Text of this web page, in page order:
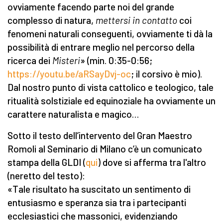
ovviamente facendo parte noi del grande
complesso di natura, mettersi in contatto coi
fenomeni naturali conseguenti, ovviamente ti dà la
possibilità di entrare meglio nel percorso della
ricerca dei Misteri» (min. 0:35-0:56;
https://youtu.be/aRSayDvj-oc; il corsivo è mio).
Dal nostro punto di vista cattolico e teologico, tale
ritualità solstiziale ed equinoziale ha ovviamente un
carattere naturalista e magico…
Sotto il testo dell’intervento del Gran Maestro
Romoli al Seminario di Milano c’è un comunicato
stampa della GLDI (qui) dove si afferma tra l'altro
(neretto del testo):
«Tale risultato ha suscitato un sentimento di
entusiasmo e speranza sia tra i partecipanti
ecclesiastici che massonici, evidenziando